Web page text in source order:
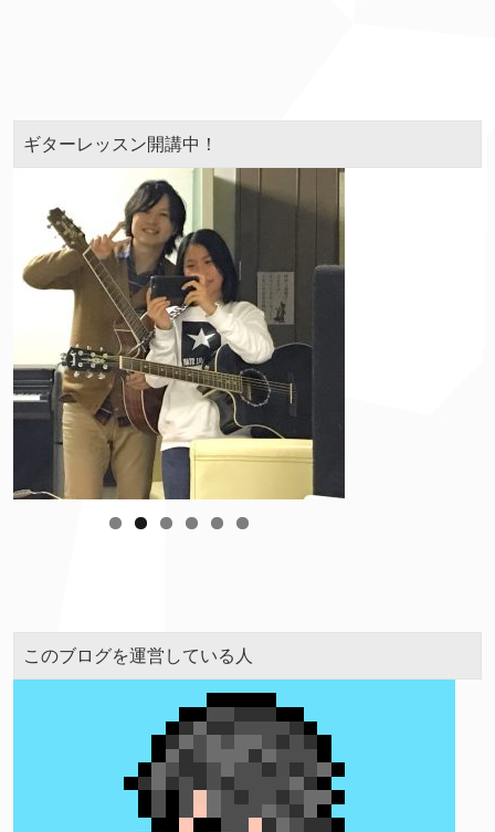
ギターレッスン開講中！
このブログを運営している人